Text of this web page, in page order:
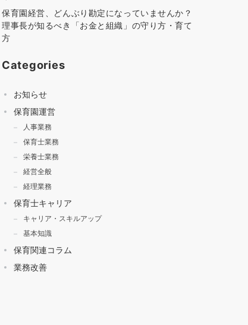
保育園経営、どんぶり勘定になっていませんか？
理事長が知るべき「お金と組織」の守り方・育て
方
Categories
お知らせ
保育園運営
人事業務
保育士業務
栄養士業務
経営全般
経理業務
保育士キャリア
キャリア・スキルアップ
基本知識
保育関連コラム
業務改善